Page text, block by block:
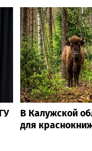
В Калужской
для